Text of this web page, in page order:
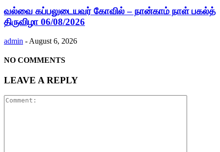
வல்வை கப்பலுடையவர் கோவில் – நான்காம் நாள் பகல்த்
திருவிழா 06/08/2026
admin - August 6, 2026
NO COMMENTS
LEAVE A REPLY